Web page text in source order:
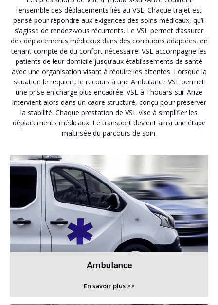
l’ensemble des déplacements liés au VSL. Chaque trajet est
pensé pour répondre aux exigences des soins médicaux, qu’il
s’agisse de rendez-vous récurrents. Le VSL permet d’assurer
des déplacements médicaux dans des conditions adaptées, en
tenant compte de du confort nécessaire. VSL accompagne les
patients de leur domicile jusqu’aux établissements de santé
avec une organisation visant à réduire les attentes. Lorsque la
situation le requiert, le recours à une Ambulance VSL permet
une prise en charge plus encadrée. VSL à Thouars-sur-Arize
intervient alors dans un cadre structuré, conçu pour préserver
la stabilité. Chaque prestation de VSL vise à simplifier les
déplacements médicaux. Le transport devient ainsi une étape
maîtrisée du parcours de soin.
Ambulance
En savoir plus >>